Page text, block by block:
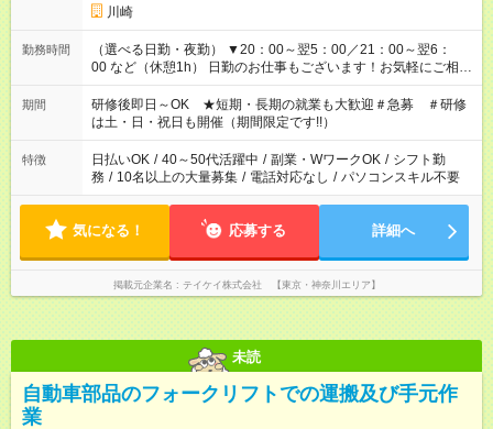
川崎
勤務時間
（選べる日勤・夜勤） ▼20：00～翌5：00／21：00～翌6：
00 など（休憩1h） 日勤のお仕事もございます！お気軽にご相談
ください！
期間
研修後即日～OK ★短期・長期の就業も大歓迎＃急募 ＃研修
は土・日・祝日も開催（期間限定です!!）
特徴 日払いOK / 40～50代活躍中 / 副業・WワークOK / シフト勤
務 / 10名以上の大量募集 / 電話対応なし / パソコンスキル不要
気になる！ 応募する 詳細へ
掲載元企業名 テイケイ株式会社 【東京・神奈川エリア】
未読
自動車部品のフォークリフトでの運搬及び手元作
業